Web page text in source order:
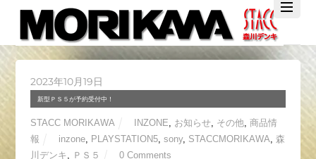
TwitterFacebook
YouTube
2023年10月19日
新型ＰＳ５が予約受付中！
STACC MORIKAWA INZONE お知らせ, その他, 商品情
報
inzone, PLAYSTATION5, sony, STACCMORIKAWA 森
川デンキ
ＰＳ５ 0 Comments